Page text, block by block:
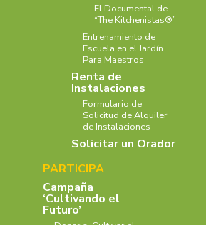
El Documental de
“The Kitchenistas®”
Entrenamiento de
Escuela en el Jardín
Para Maestros
Renta de
Instalaciones
Formulario de
Solicitud de Alquiler
de Instalaciones
Solicitar un Orador
PARTICIPA
Campaña
‘Cultivando el
Futuro’